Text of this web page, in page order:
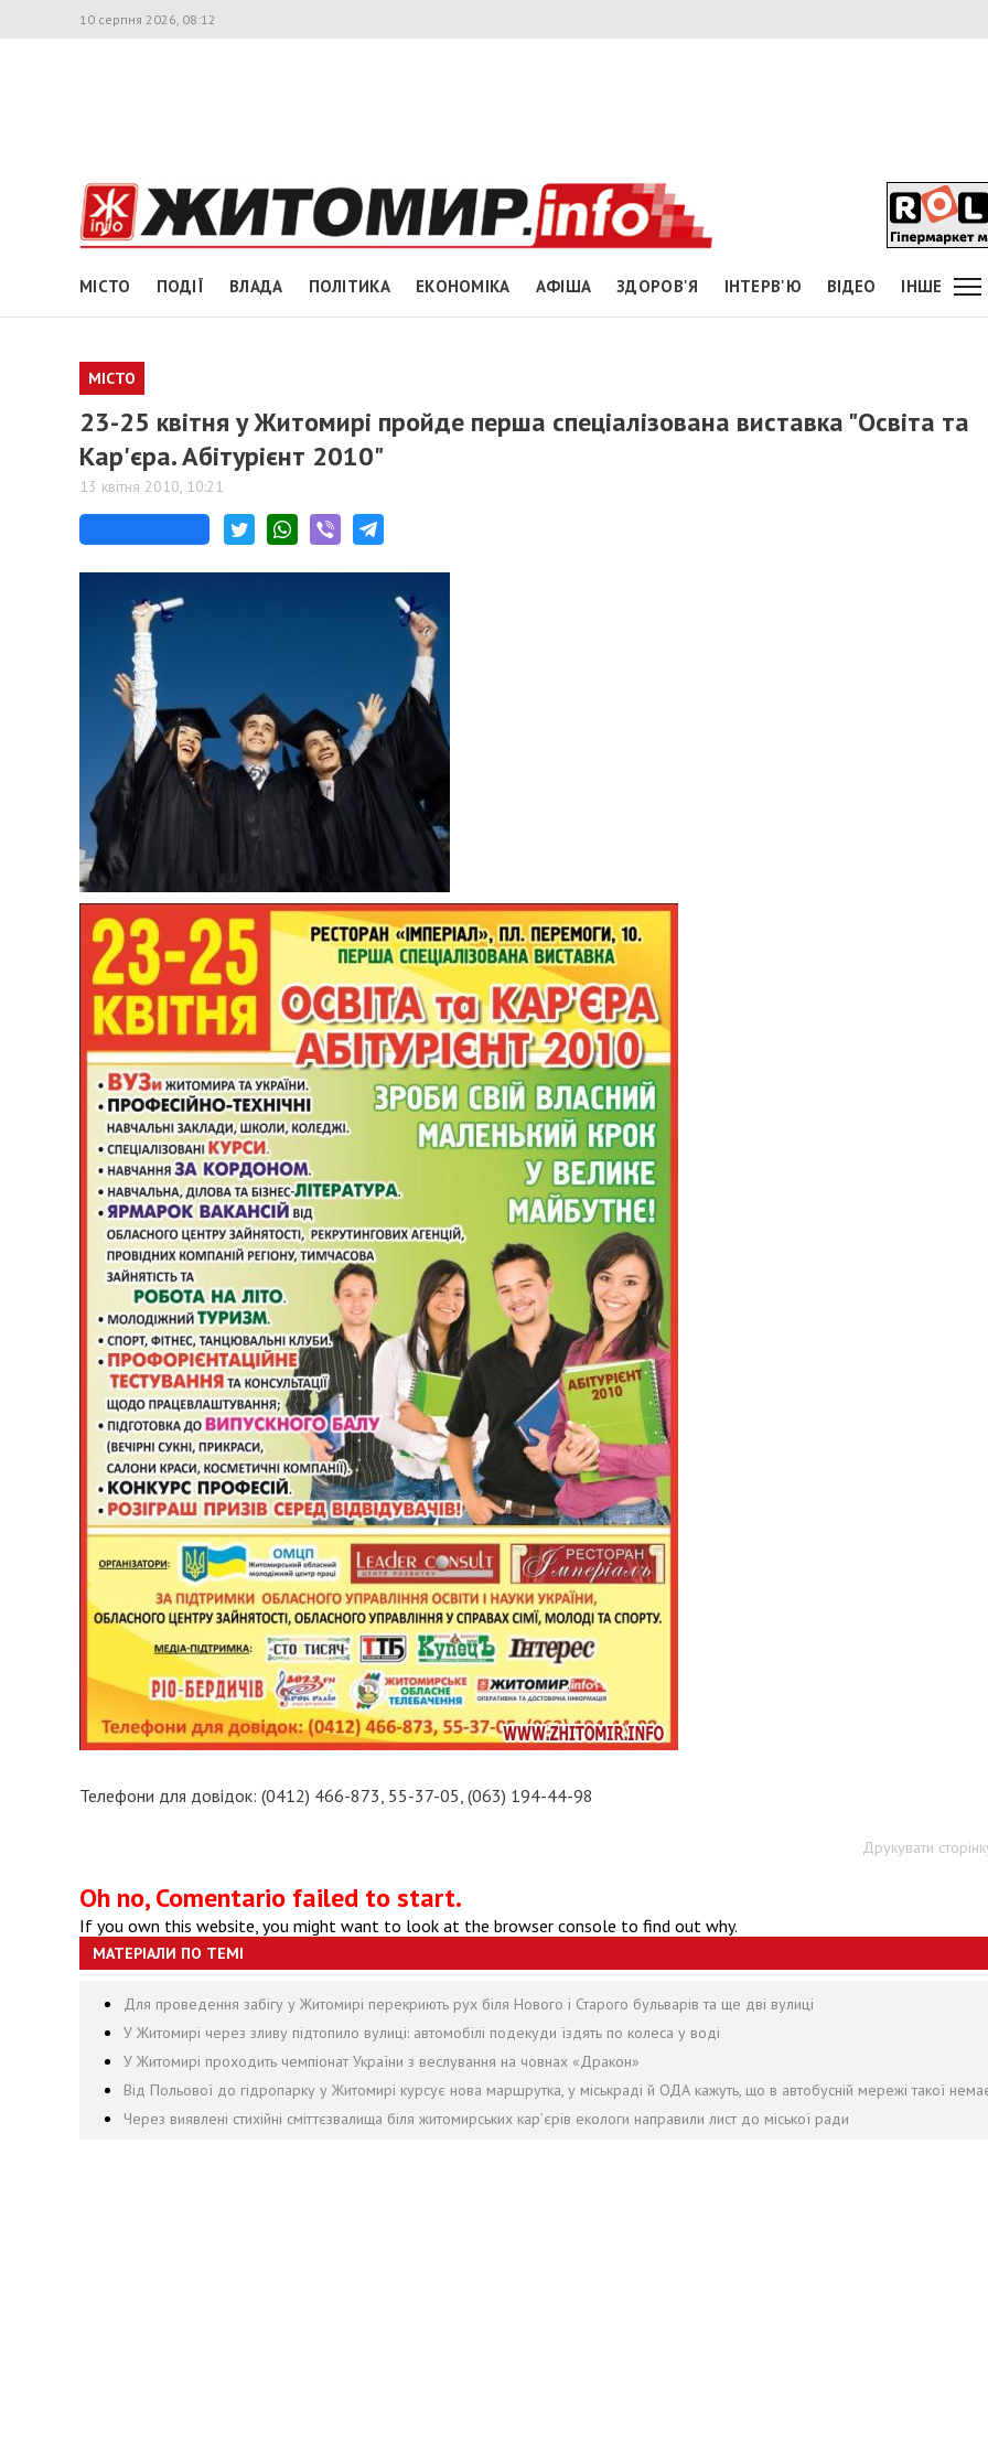
10 серпня 2026, 08:12
МІСТО ПОДІЇ ВЛАДА ПОЛІТИКА ЕКОНОМІКА АФІША ЗДОРОВ'Я ІНТЕРВ'Ю ВІДЕО ІНШЕ
МІСТО
23-25 квітня у Житомирі пройде перша спеціалізована виставка "Освіта та
Кар'єра. Абітурієнт 2010"
13 квітня 2010, 10:21
Телефони для довідок: (0412) 466-873, 55-37-05, (063) 194-44-98
Друкувати
Oh no, Comentario failed to start.
If you own this website, you might want to look at the browser console to find out why.
МАТЕРІАЛИ ПО ТЕМІ
Для проведення забігу у Житомирі перекриють рух біля Нового і Старого бульварів та ще дві вулиці
У Житомирі через зливу підтопило вулиці: автомобілі подекуди їздять по колеса у воді
У Житомирі проходить чемпіонат України з веслування на човнах «Дракон»
Від Польової до гідропарку у Житомирі курсує нова маршрутка, у міськраді й ОДА кажуть, що в автобусній мережі такої
Через виявлені стихійні сміттєзвалища біля житомирських кар’єрів екологи направили лист до міської ради